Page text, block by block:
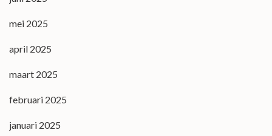
mei 2025
april 2025
maart 2025
februari 2025
januari 2025